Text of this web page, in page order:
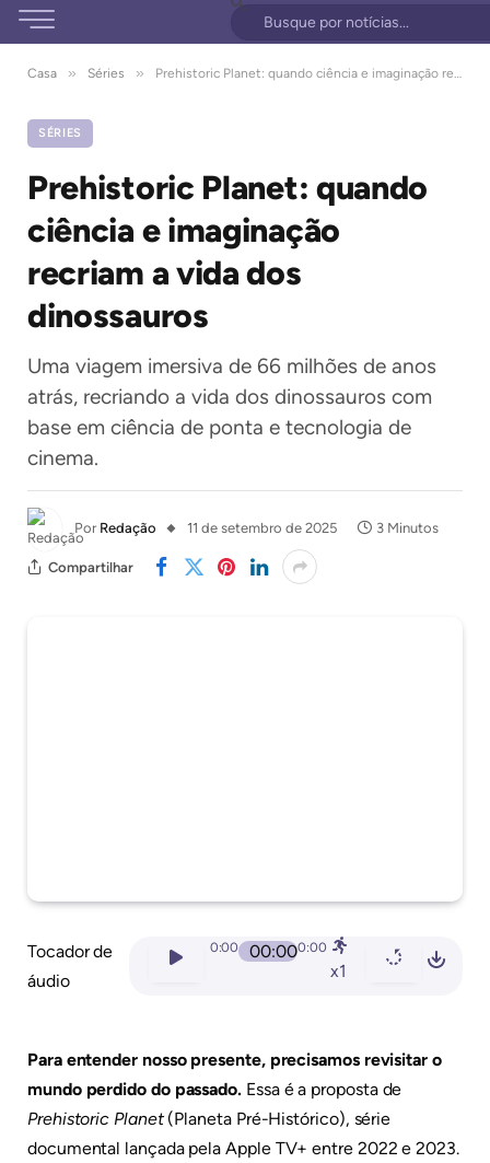
Casa » Séries » Prehistoric Planet: quando ciência e imaginação recriam a vida dos dinossauros
SÉRIES
Prehistoric Planet: quando
ciência e imaginação
recriam a vida dos
dinossauros
Uma viagem imersiva de 66 milhões de anos
atrás, recriando a vida dos dinossauros com
base em ciência de ponta e tecnologia de
cinema.
Por Redação 11 de setembro de 2025 3 Minutos
Compartilhar
Tocador de
áudio
0:00 00:000:00
x1
Para entender nosso presente, precisamos revisitar o
mundo perdido do passado. Essa é a proposta de
Prehistoric Planet(Planeta Pré-Histórico), série
documental lançada pela Apple TV+ entre 2022 e 2023.